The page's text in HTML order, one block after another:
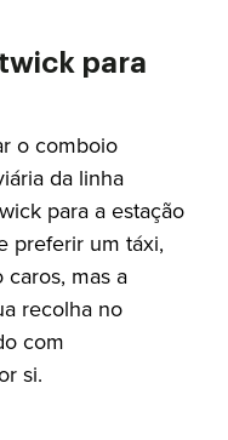
para
o comboio
da linha
para a estação
preferir um táxi,
mas a
recolha no
com
si.